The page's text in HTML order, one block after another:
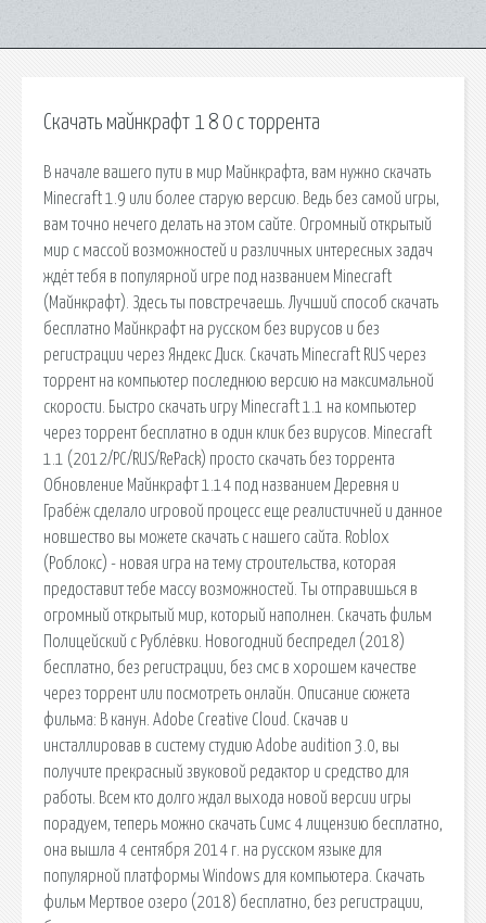
Скачать майнкрафт 1 8 0 с торрента
В начале вашего пути в мир Майнкрафта, вам нужно скачать
Minecraft 1.9 или более старую версию. Ведь без самой игры,
вам точно нечего делать на этом сайте. Огромный открытый
мир с массой возможностей и различных интересных задач
ждёт тебя в популярной игре под названием Minecraft
(Майнкрафт). Здесь ты повстречаешь. Лучший способ скачать
бесплатно Майнкрафт на русском без вирусов и без
регистрации через Яндекс Диск. Скачать Minecraft RUS через
торрент на компьютер последнюю версию на максимальной
скорости. Быстро скачать игру Minecraft 1.1 на компьютер
через торрент бесплатно в один клик без вирусов. Minecraft
1.1 (2012/PC/RUS/RePack) просто скачать без торрента
Обновление Майнкрафт 1.14 под названием Деревня и
Грабёж сделало игровой процесс еще реалистичней и данное
новшество вы можете скачать с нашего сайта. Roblox
(Роблокс) - новая игра на тему строительства, которая
предоставит тебе массу возможностей. Ты отправишься в
огромный открытый мир, который наполнен. Скачать фильм
Полицейский с Рублёвки. Новогодний беспредел (2018)
бесплатно, без регистрации, без смс в хорошем качестве
через торрент или посмотреть онлайн. Описание сюжета
фильма: В канун. Adobe Creative Cloud. Скачав и
инсталлировав в систему студию Adobe audition 3.0, вы
получите прекрасный звуковой редактор и средство для
работы. Всем кто долго ждал выхода новой версии игры
порадуем, теперь можно скачать Симс 4 лицензию бесплатно,
она вышла 4 сентября 2014 г. на русском языке для
популярной платформы Windows для компьютера. Скачать
фильм Мертвое озеро (2018) бесплатно, без регистрации,